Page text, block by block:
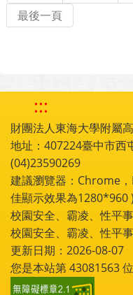
最後一頁
:::
財團法人東海大學附屬
地址：407224臺中市西
(04)23590269
建議瀏覽器：Chrome
佳顯示效果為1280*960 )
校園安全、霸凌、性平
校園安全、霸凌、性平
更新日期：2026-08-07
您是本站第43081563